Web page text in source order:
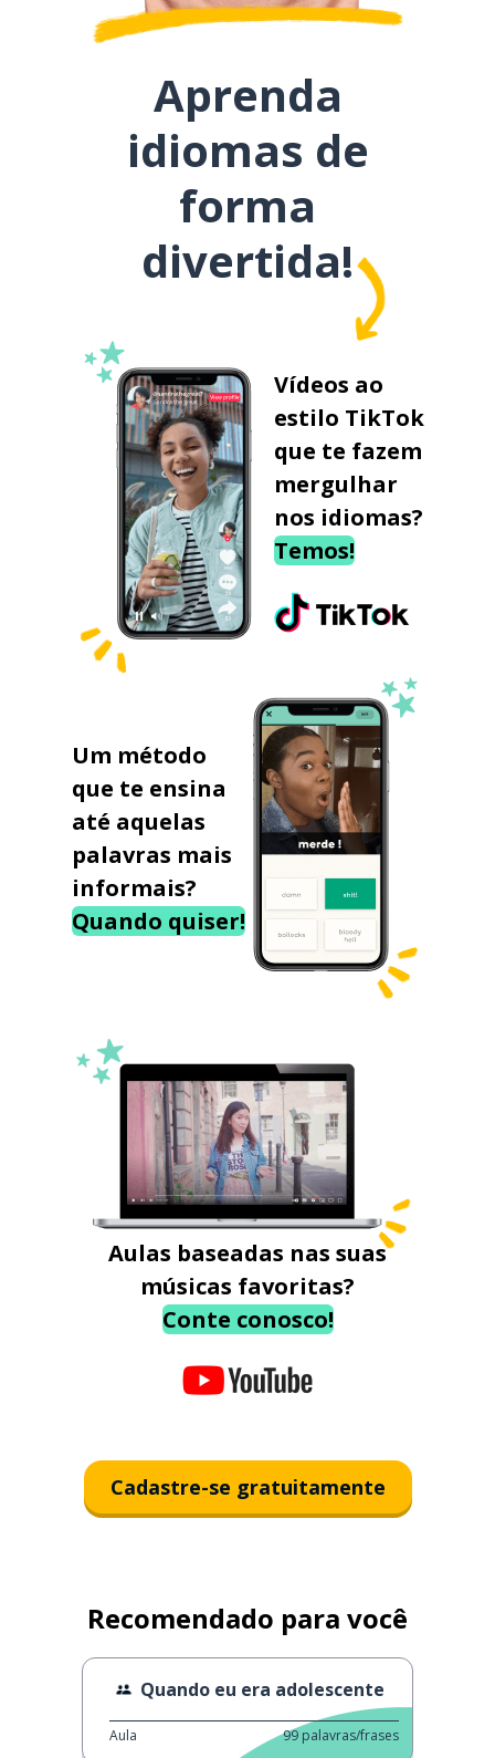
Aprenda
idiomas de
forma
divertida!
Vídeos ao
estilo TikTok
que te fazem
mergulhar
nos idiomas?
Temos!
Um método
que te ensina
até aquelas
palavras mais
informais?
Quando quiser!
Aulas baseadas nas suas
músicas favoritas?
Conte conosco!
Cadastre-se gratuitamente
Recomendado para você
Quando eu era adolescente
Aula 99 palavras/frases